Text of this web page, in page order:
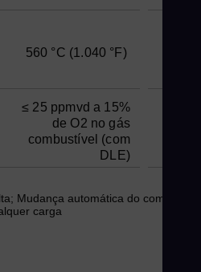
560 °C (1.040 °F)
≤ 25 ppmvd a 15%
de O2 no gás
combustível (com
DLE)
Mudança automática do
carga